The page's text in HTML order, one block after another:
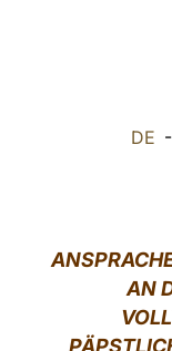
DE -
AN